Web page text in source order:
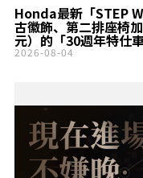
Honda最新「STEP
古徽飾、第二排座椅
元）的「30週年特仕
2026-08-04